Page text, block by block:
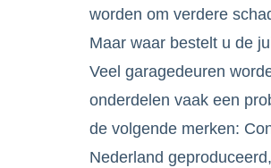
worden om verdere
Maar waar bestelt u de
Veel garagedeuren
onderdelen vaak een
de volgende merken:
Nederland